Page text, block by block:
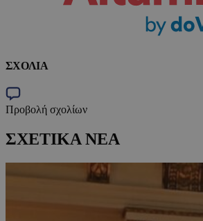
ΣΧΟΛΙΑ
Προβολή σχολίων
ΣΧΕΤΙΚΑ ΝΕΑ